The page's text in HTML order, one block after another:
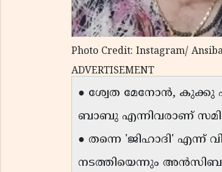
Photo Credit: Instagram/
ADVERTISEMENT
● ശ്വേത മേനോൻ, കുക്കു
ബാബു എന്നിവരാണ്
● തന്നെ 'ജിഹാദി' എന്ന്
നടത്തിയെന്നും